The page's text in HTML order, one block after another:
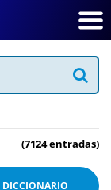
(7124 entradas)
DICCIONARIO